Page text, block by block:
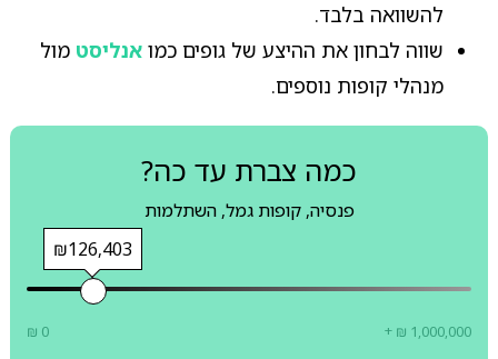
להשוואה בלבד.
שווה לבחון את ההיצע של גופים כמו אנליסט מול
מנהלי קופות נוספים.
כמה צברת עד כה?
פנסיה, קופות גמל, השתלמות
₪126,403
₪ 0 + ₪ 1,000,000